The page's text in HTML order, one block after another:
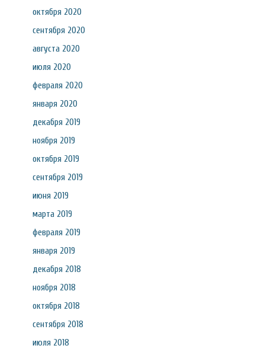
октября 2020
сентября 2020
августа 2020
июля 2020
февраля 2020
января 2020
декабря 2019
ноября 2019
октября 2019
сентября 2019
июня 2019
марта 2019
февраля 2019
января 2019
декабря 2018
ноября 2018
октября 2018
сентября 2018
июля 2018